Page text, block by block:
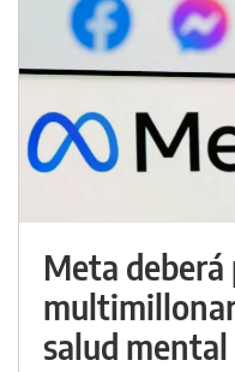
Meta
salud mental